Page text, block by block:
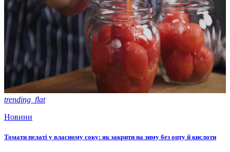
trending_flat
Новини
Томати пелаті у власному соку: як закрити на зиму без оцту й кислоти